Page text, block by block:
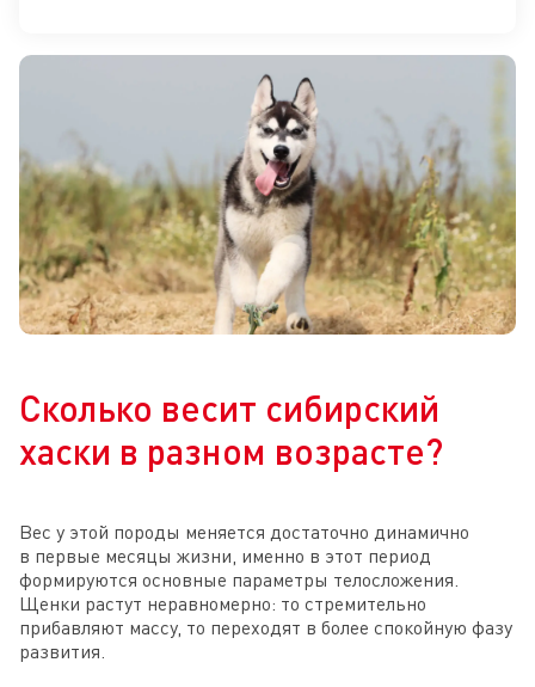
Сколько весит сибирский
хаски в разном возрасте?
Вес у этой породы меняется достаточно динамично
в первые месяцы жизни, именно в этот период
формируются основные параметры телосложения.
Щенки растут неравномерно: то стремительно
прибавляют массу, то переходят в более спокойную фазу
развития.